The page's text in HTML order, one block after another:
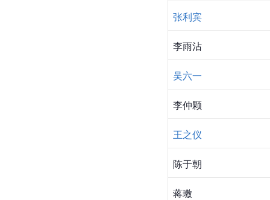
张利宾
李雨沾
吴六一
李仲颗
王之仪
陈于朝
蒋璷